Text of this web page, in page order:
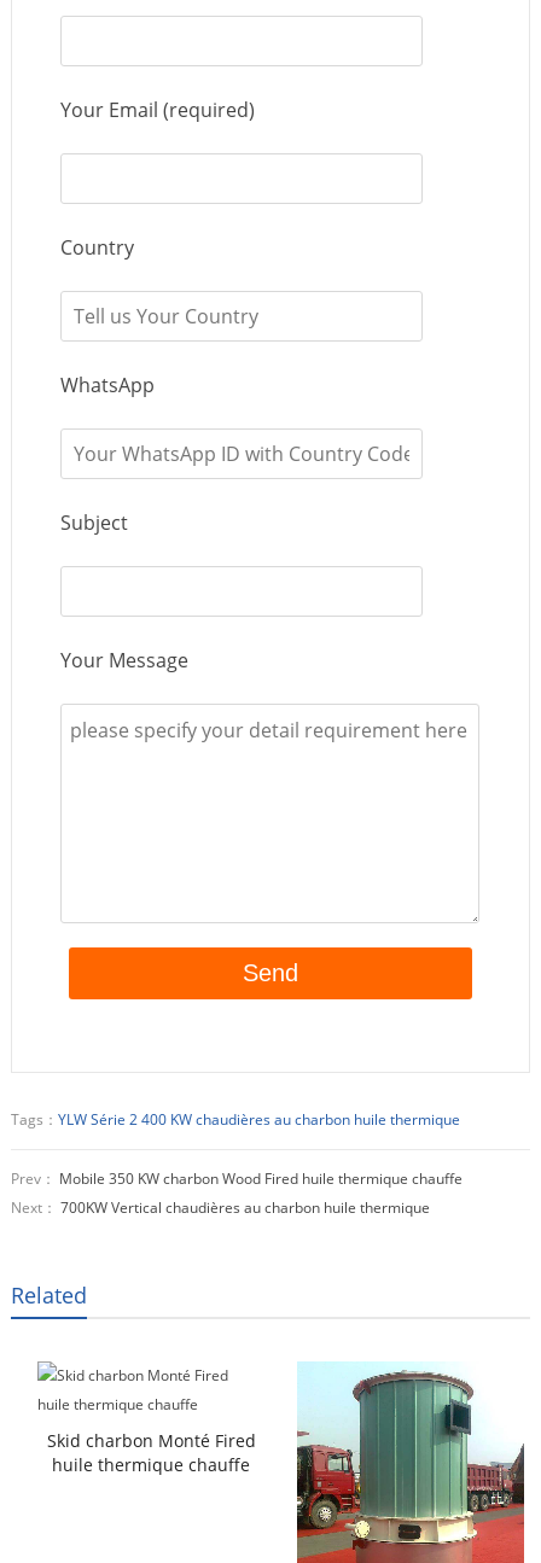
Your Email (required)
Country
WhatsApp
Subject
Your Message
Tags： YLW Série 2 400 KW chaudières au charbon huile thermique
Prev： Mobile 350 KW charbon Wood Fired huile thermique chauffe
Next： 700KW Vertical chaudières au charbon huile thermique
Related
Skid charbon Monté Fired
huile thermique chauffe